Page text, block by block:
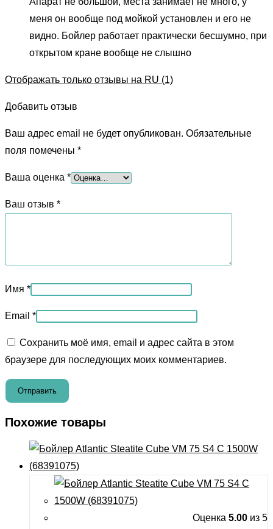
меня он вообще под мойкой установлен и его не
видно. Бойлер работает практически бесшумно, при
открытом кране вообще не слышно
Отображать только отзывы на RU (1)
Добавить отзыв
Ваш адрес email не будет опубликован. Обязательные
поля помечены *
Ваша оценка *
Ваш отзыв *
Имя *
Email *
Сохранить моё имя, email и адрес сайта в этом
браузере для последующих моих комментариев.
Похожие товары
Оценка 5.00 из 5